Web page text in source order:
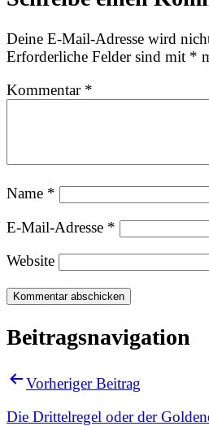
Deine E-Mail-Adresse wird
Erforderliche Felder sind mit *
Kommentar *
Name *
E-Mail-Adresse *
Website
Beitragsnavigation
Vorheriger Beitrag
Die Drittelregel oder der